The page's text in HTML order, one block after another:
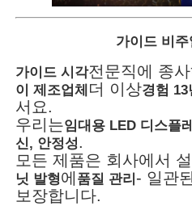
가이드 비주
가이드 시각전문직에 종
이 제조업체 더 이상경험 13
서요.
우리는임대용 LED 디스플
신, 안정성.
모든 제품은 회사에서
닛 발형에 품질 관리 - 일관
보장합니다.